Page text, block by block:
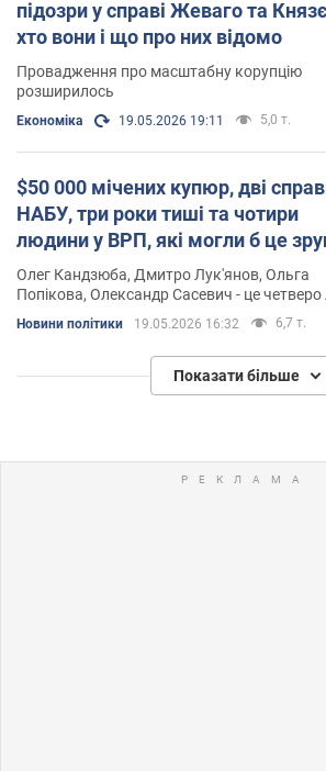
підозри у справі Жеваго та
хто вони і що про них відомо
Провадження про масштабну корупцію
розширилось
Економіка 19.05.2026 19:11 5,0 т.
$50 000 мічених купюр, дві
НАБУ, три роки тиші та чотири
людини у ВРП, які могли б це
Олег Кандзюба, Дмитро Лук'янов, Ольга
Попікова, Олександр Сасевич - це четверо
із Третьої дисциплінарної палати Вищої
правосуддя, які за 24 місяці так і не
розгляд справи про $50 000 мічених
судді Верховного Суду Ірини Григор'єво
Новини політики 19.05.2026 16:32 6,7 т.
Показати більше